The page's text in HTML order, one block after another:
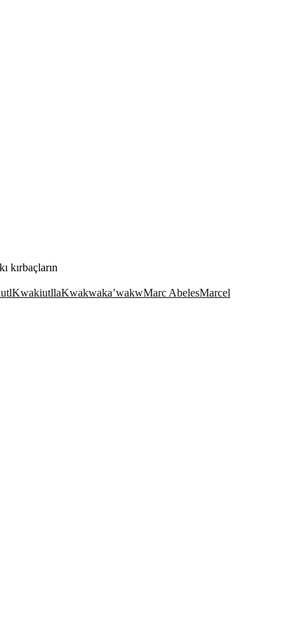
kırbaçların
KwakiutllaKwakwaka’wakwMarc AbelesMarcel